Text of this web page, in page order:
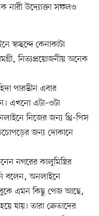
নারী উদ্যোক্তা সফলও
স্বচ্ছন্দে কেনাকাটা
নিত্যপ্রয়োজনীয় অনেক
পারভীন এবার
এখনো এটা–ওটা
নিজের জন্য থ্রি–পিস
জন্য দোকানে
নগরের কালুমিস্ত্রির
বলেন, অনলাইনে
এমন কিছু পেজ আছে,
যায়। তারা ক্রেতাদের